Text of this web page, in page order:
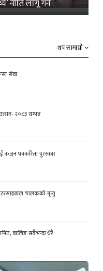
नीति लागू गर्ने
थप सामाग्री
सेवा
२०८३ सम्पन्न
पत्रकरिता पुरस्कार
चालकको मृत्यु
वालिङ सबैभन्दा धेरै